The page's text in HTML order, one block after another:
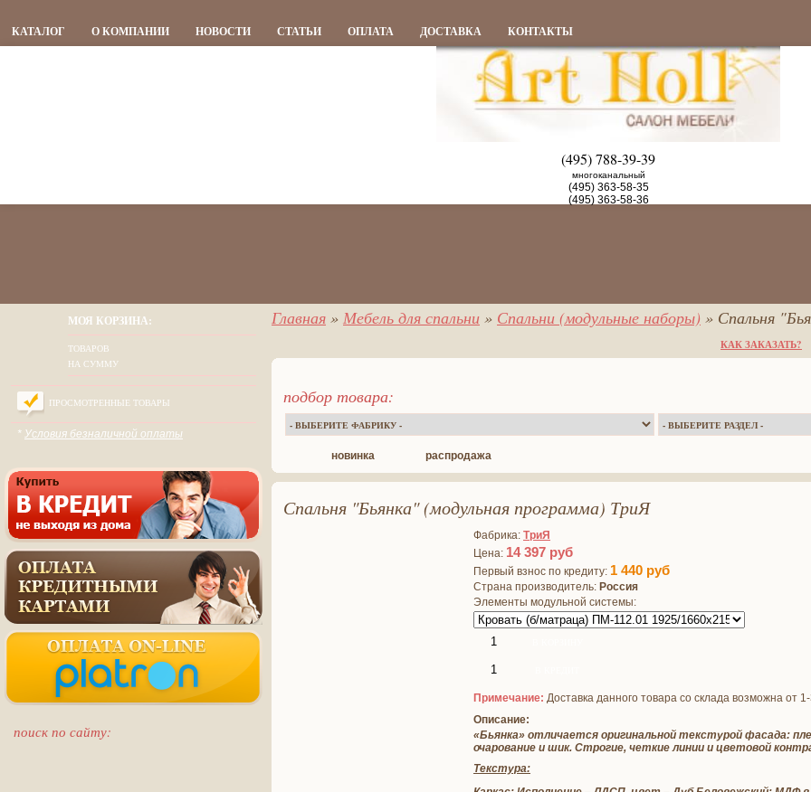
КАТАЛОГ О КОМПАНИИ НОВОСТИ СТАТЬИ ОПЛАТА ДОСТАВКА КОНТАКТЫ
(495) 788-39-39
многоканальный
(495) 363-58-35
(495) 363-58-36
МОЯ КОРЗИНА:
ТОВАРОВ
НА СУММУ
ПРОСМОТРЕННЫЕ ТОВАРЫ
* Условия безналичной оплаты
поиск по сайту:
Главная » Мебель для спальни » Спальни (модульные наборы) » Спальня
КАК ЗАКАЗАТЬ?
подбор товара:
новинка распродажа
Спальня "Бьянка" (модульная программа) ТриЯ
Фабрика: ТриЯ
Цена: 14 397 руб
Первый взнос по кредиту: 1 440 руб
Страна производитель: Россия
Элементы модульной системы:
Примечание: Доставка данного товара со склада возможна от
Описание:
«Бьянка» отличается оригинальной текстурой фасада:
очарование и шик. Строгие, четкие линии и цветовой
Текстура: